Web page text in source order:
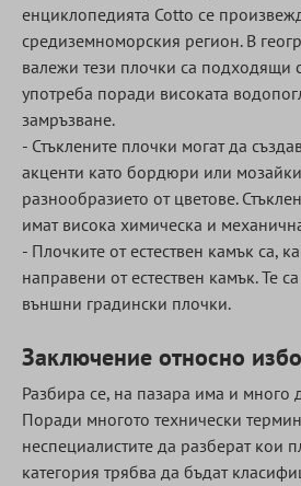
енциклопедията Cotto се
средиземноморския регион. В
валежи тези плочки са подходящи
употреба поради високата
замръзване.
- Стъклените плочки могат да
акценти като бордюри или
разнообразието от цветове.
имат висока химическа и
- Плочките от естествен камък са,
направени от естествен камък. Те
външни градински плочки.
Заключение относно
Разбира се, на пазара има и много
Поради многото технически
неспециалистите да разберат кои
категория трябва да бъдат